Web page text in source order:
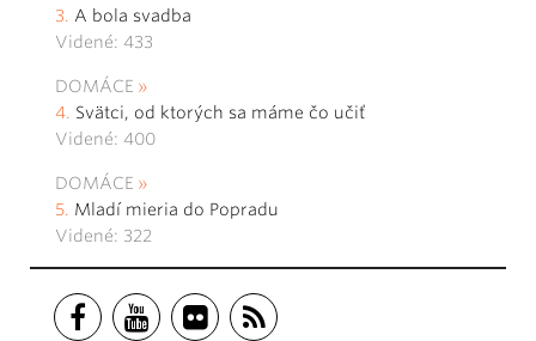
A bola svadba
Videné: 433
DOMÁCE
Svätci, od ktorých sa máme čo učiť
Videné: 400
DOMÁCE
Mladí mieria do Popradu
Videné: 322